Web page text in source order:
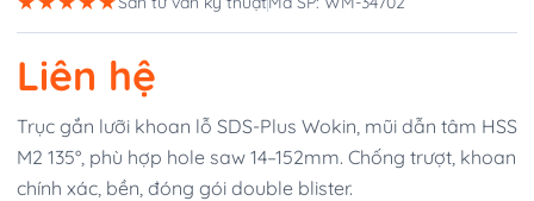
Liên hệ
Trục gắn lưỡi khoan lỗ SDS-Plus Wokin, mũi dẫn tâm HSS
M2 135°, phù hợp hole saw 14–152mm. Chống trượt, khoan
chính xác, bền, đóng gói double blister.